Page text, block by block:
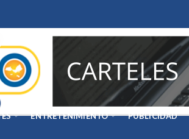
ENTRETENIMIENTO PUBLICIDAD